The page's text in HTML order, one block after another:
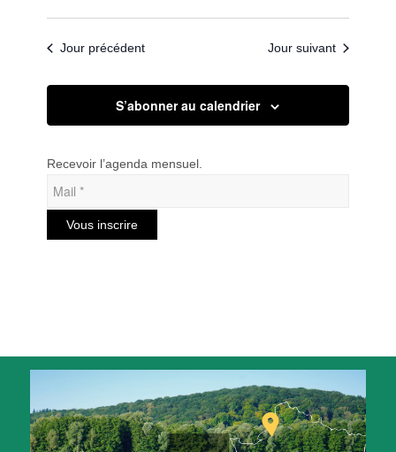
Jour précédent Jour suivant
S’abonner au calendrier
Recevoir l’agenda mensuel.